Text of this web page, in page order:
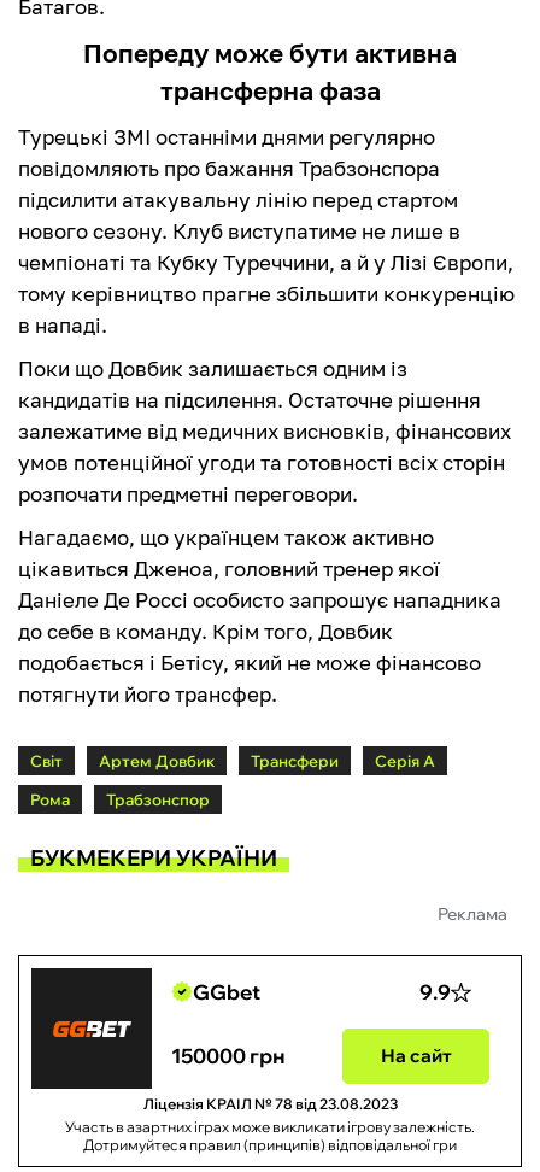
Батагов.
Попереду може бути активна
трансферна фаза
Турецькі ЗМІ останніми днями регулярно
повідомляють про бажання Трабзонспора
підсилити атакувальну лінію перед стартом
нового сезону. Клуб виступатиме не лише в
чемпіонаті та Кубку Туреччини, а й у Лізі Європи,
тому керівництво прагне збільшити конкуренцію
в нападі.
Поки що Довбик залишається одним із
кандидатів на підсилення. Остаточне рішення
залежатиме від медичних висновків, фінансових
умов потенційної угоди та готовності всіх сторін
розпочати предметні переговори.
Нагадаємо, що українцем також активно
цікавиться Дженоа, головний тренер якої
Даніеле Де Россі особисто запрошує нападника
до себе в команду. Крім того, Довбик
подобається і Бетісу, який не може фінансово
потягнути його трансфер.
Світ Артем Довбик Трансфери
Серія А
Рома
Трабзонспор
БУКМЕКЕРИ УКРАЇНИ
Реклама
GGbet 9.9
150000 грн На сайт
Ліцензія КРАІЛ № 78 від 23.08.2023
Участь в азартних іграх може викликати ігрову залежність.
Дотримуйтеся правил (принципів) відповідальної гри